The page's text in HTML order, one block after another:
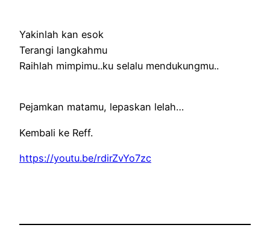
Yakinlah kan esok
Terangi langkahmu
Raihlah mimpimu..ku selalu mendukungmu..
Pejamkan matamu, lepaskan lelah…
Kembali ke Reff.
https://youtu.be/rdirZvYo7zc